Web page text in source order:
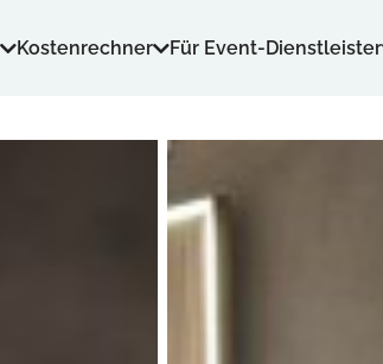
Kostenrechner Für Event-Dienstleister